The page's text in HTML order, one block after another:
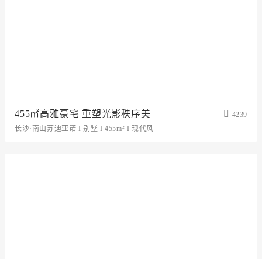
455㎡高雅豪宅 重塑光影秩序美
4239
长沙·南山苏迪亚诺 I 别墅 I 455m² I 现代风